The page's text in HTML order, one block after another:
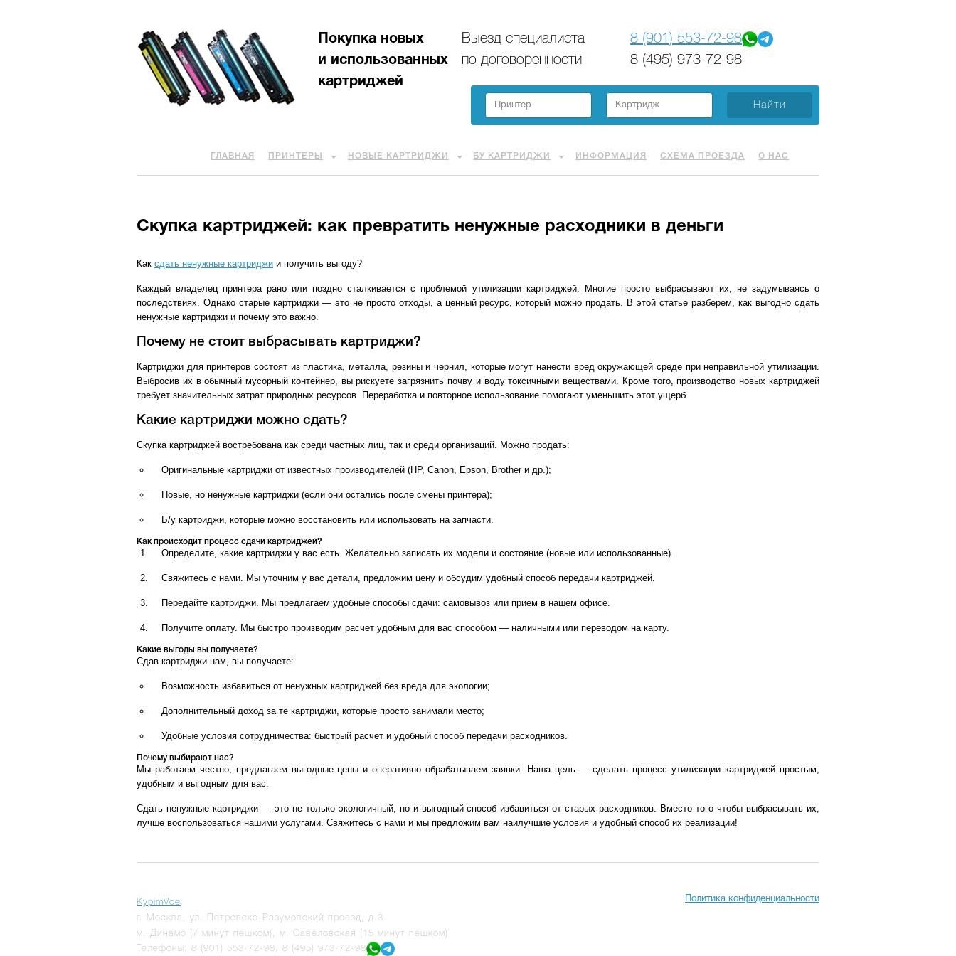
Покупка новых
и использованных
картриджей
Выезд специалиста
по договоренности
8 (901) 553-72-98
8 (495) 973-72-98
ГЛАВНАЯ ПРИНТЕРЫ НОВЫЕ КАРТРИДЖИ БУ КАРТРИДЖИ ИНФОРМАЦИЯ СХЕМА ПРОЕЗДА О НАС
Скупка картриджей: как превратить ненужные расходники в деньги
Как сдать ненужные картриджи и получить выгоду?
Каждый владелец принтера рано или поздно сталкивается с проблемой утилизации картриджей. Многие просто выбрасывают их, не задумываясь о
последствиях. Однако старые картриджи — это не просто отходы, а ценный ресурс, который можно продать. В этой статье разберем, как выгодно сдать
ненужные картриджи и почему это важно.
Почему не стоит выбрасывать картриджи?
Картриджи для принтеров состоят из пластика, металла, резины и чернил, которые могут нанести вред окружающей среде при неправильной утилизации.
Выбросив их в обычный мусорный контейнер, вы рискуете загрязнить почву и воду токсичными веществами. Кроме того, производство новых картриджей
требует значительных затрат природных ресурсов. Переработка и повторное использование помогают уменьшить этот ущерб.
Какие картриджи можно сдать?
Скупка картриджей востребована как среди частных лиц, так и среди организаций. Можно продать:
Оригинальные картриджи от известных производителей (HP, Canon, Epson, Brother и др.);
Новые, но ненужные картриджи (если они остались после смены принтера);
Б/у картриджи, которые можно восстановить или использовать на запчасти.
Как происходит процесс сдачи картриджей?
Определите, какие картриджи у вас есть. Желательно записать их модели и состояние (новые или использованные).
Свяжитесь с нами. Мы уточним у вас детали, предложим цену и обсудим удобный способ передачи картриджей.
Передайте картриджи. Мы предлагаем удобные способы сдачи: самовывоз или прием в нашем офисе.
Получите оплату. Мы быстро производим расчет удобным для вас способом — наличными или переводом на карту.
Какие выгоды вы получаете?
Сдав картриджи нам, вы получаете:
Возможность избавиться от ненужных картриджей без вреда для экологии;
Дополнительный доход за те картриджи, которые просто занимали место;
Удобные условия сотрудничества: быстрый расчет и удобный способ передачи расходников.
Почему выбирают нас?
Мы работаем честно, предлагаем выгодные цены и оперативно обрабатываем заявки. Наша цель — сделать процесс утилизации картриджей простым,
удобным и выгодным для вас.
Сдать ненужные картриджи — это не только экологичный, но и выгодный способ избавиться от старых расходников. Вместо того чтобы выбрасывать их,
лучше воспользоваться нашими услугами. Свяжитесь с нами и мы предложим вам наилучшие условия и удобный способ их реализации!
KypimVce:
г.
Москва
ул. Петровско-Разумовский проезд, д.3
м. Динамо (7 минут пешком), м. Савеловская (15 минут пешком)
Телефоны: 8 (901) 553-72-98 8 (495) 973-72-98
Политика конфиденциальности